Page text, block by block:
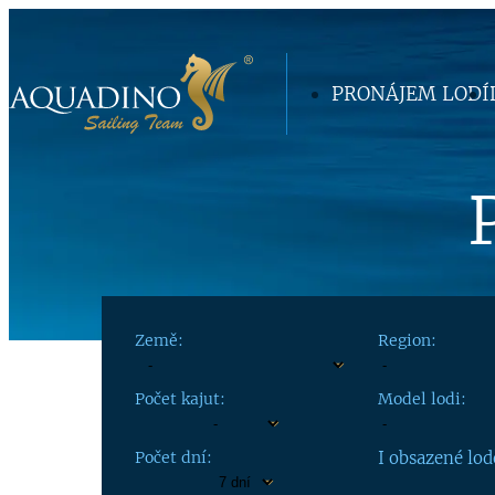
PRONÁJEM LODÍ
Země: Region:
Počet kajut: Model lodi:
Počet dní: I obsazené